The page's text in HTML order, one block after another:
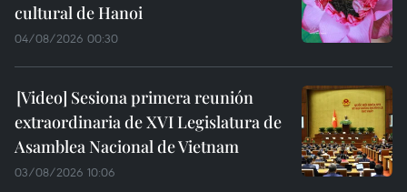
cultural de Hanoi
04/08/2026 00:30
Sesiona primera reunión
extraordinaria de XVI Legislatura de
Asamblea Nacional de Vietnam
03/08/2026 10:06